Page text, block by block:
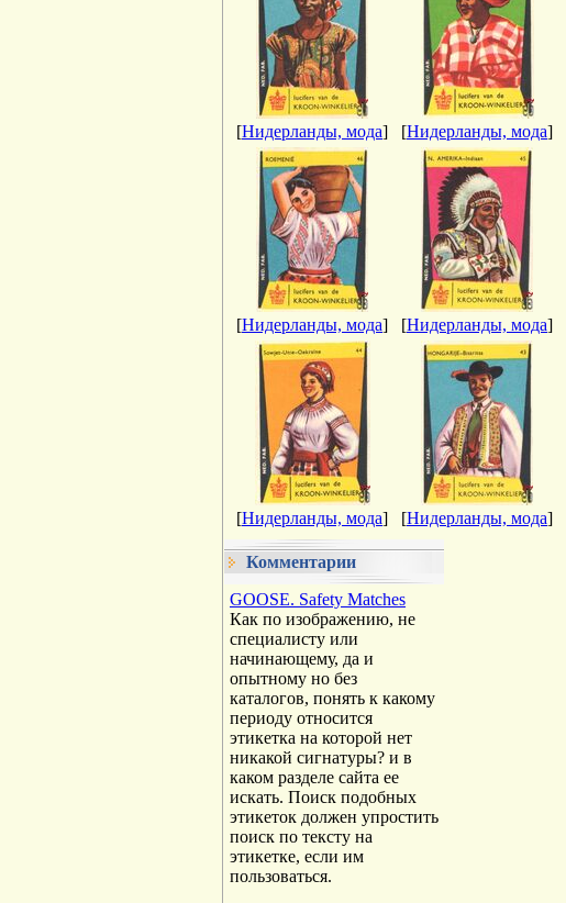
[Нидерланды, мода] [Нидерланды, мода]
[Нидерланды, мода] [Нидерланды, мода]
[Нидерланды, мода] [Нидерланды, мода]
Комментарии
GOOSE. Safety Matches
Как по изображению, не
специалисту или
начинающему, да и
опытному но без
каталогов, понять к какому
периоду относится
этикетка на которой нет
никакой сигнатуры? и в
каком разделе сайта ее
искать. Поиск подобных
этикеток должен упростить
поиск по тексту на
этикетке, если им
пользоваться.